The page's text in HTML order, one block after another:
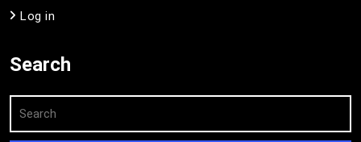
Log in
Search